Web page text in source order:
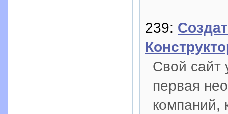
239:
Свой сайт
первая
компаний,